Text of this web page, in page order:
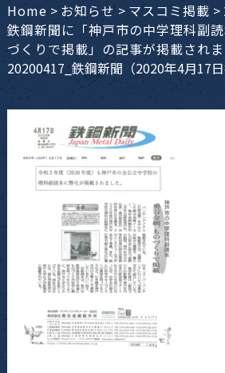
Home > お知らせ > マスコミ掲載 >
鉄鋼新聞に「神戸市の中学理科副
づくりで掲載」の記事が掲載されま
20200417_鉄鋼新聞（2020年4月17日